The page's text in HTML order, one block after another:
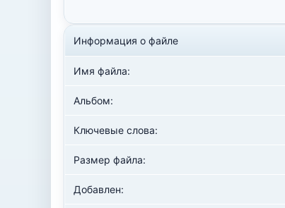
Информация о файле
Имя файла:
Альбом:
Ключевые слова:
Размер файла:
Добавлен: